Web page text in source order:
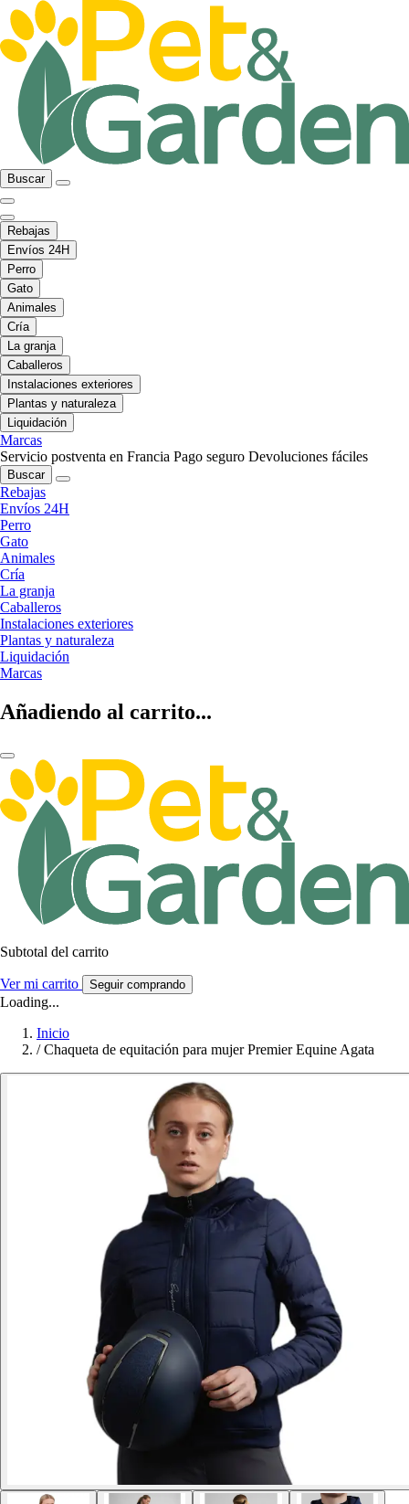
Buscar
Rebajas
Envíos 24H
Perro
Gato
Animales
Cría
La granja
Caballeros
Instalaciones exteriores
Plantas y naturaleza
Liquidación
Marcas
Servicio postventa en Francia Pago seguro Devoluciones fáciles
Buscar
Rebajas
Envíos 24H
Perro
Gato
Animales
Cría
La granja
Caballeros
Instalaciones exteriores
Plantas y naturaleza
Liquidación
Marcas
Añadiendo al carrito...
Subtotal del carrito
Ver mi carrito Seguir comprando
Loading...
Inicio
/ Chaqueta de equitación para mujer Premier Equine Agata